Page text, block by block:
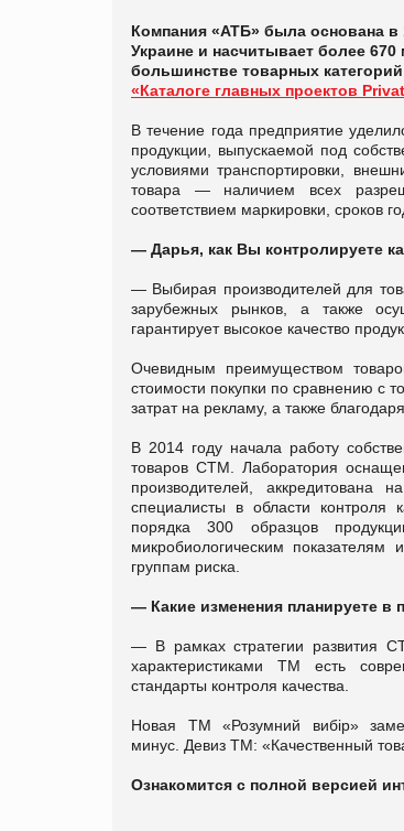
Компания «АТБ» была основана в
Украине и насчитывает более
большинстве товарных
«Каталоге главных проектов
В течение года предприятие
продукции, выпускаемой под
условиями транспортировки,
товара —наличием всех
соответствием маркировки, сроков
— Дарья, как Вы контролируете
— Выбирая производителей для
зарубежных рынков, а также
гарантирует высокое качество
Очевидным преимуществом
стоимости покупки по сравнению с
затрат на рекламу, а также
В 2014 году начала работу
товаров СТМ. Лаборатория
производителей, аккредитована
специалисты в области контроля
порядка 300 образцов
микробиологическим показателям
группам риска.
— Какие изменения планируете в
— В рамках стратегии развития
характеристиками ТМ есть
стандарты контроля качества.
Новая ТМ «Розумний вибір»
минус. Девиз ТМ: «Качественный
Ознакомится с полной версией